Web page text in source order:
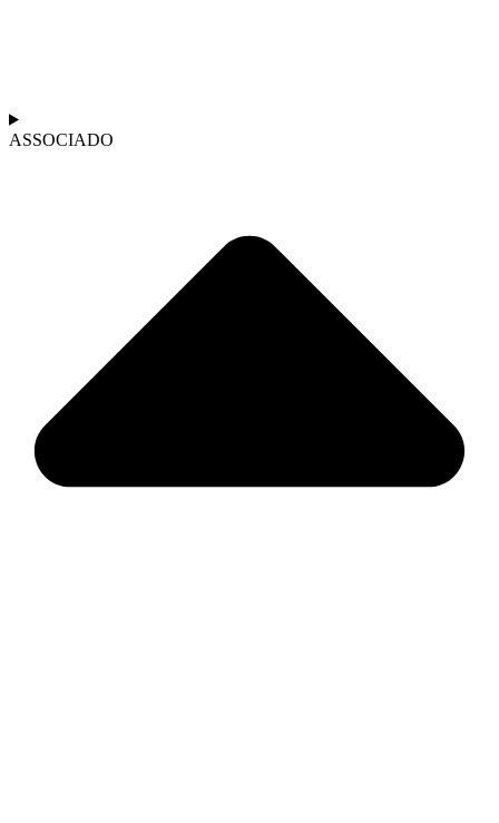
ASSOCIADO